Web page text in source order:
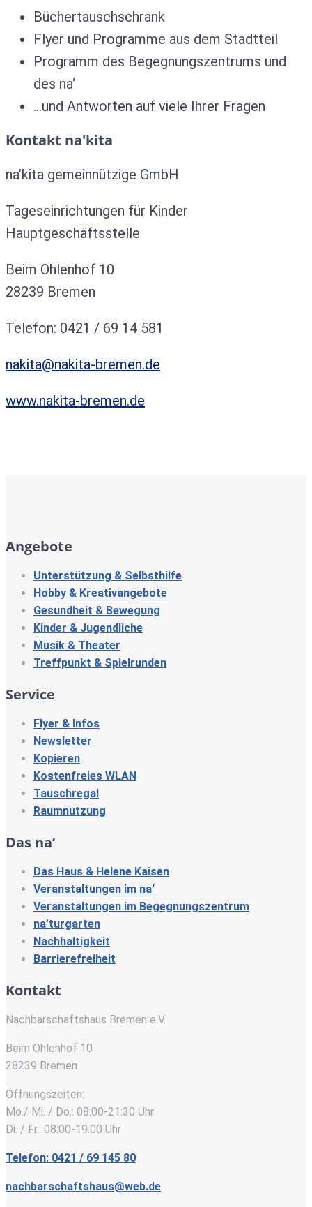
Büchertauschschrank
Flyer und Programme aus dem Stadtteil
Programm des Begegnungszentrums und
des na‘
…und Antworten auf viele Ihrer Fragen
Kontakt na'kita
na’kita gemeinnützige GmbH
Tageseinrichtungen für Kinder
Hauptgeschäftsstelle
Beim Ohlenhof 10
28239 Bremen
Telefon: 0421 / 69 14 581
nakita@nakita-bremen.de
www.nakita-bremen.de
Angebote
Unterstützung & Selbsthilfe
Hobby & Kreativangebote
Gesundheit & Bewegung
Kinder & Jugendliche
Musik & Theater
Treffpunkt & Spielrunden
Service
Flyer & Infos
Newsletter
Kopieren
Kostenfreies WLAN
Tauschregal
Raumnutzung
Das na‘
Das Haus & Helene Kaisen
Veranstaltungen im na‘
Veranstaltungen im Begegnungszentrum
na’turgarten
Nachhaltigkeit
Barrierefreiheit
Kontakt
Nachbarschaftshaus Bremen e.V.
Beim Ohlenhof 10
28239 Bremen
Öffnungszeiten:
Mo./ Mi. / Do.: 08:00-21:30 Uhr
Di. / Fr.: 08:00-19:00 Uhr
Telefon: 0421 / 69 145 80
nachbarschaftshaus@web.de